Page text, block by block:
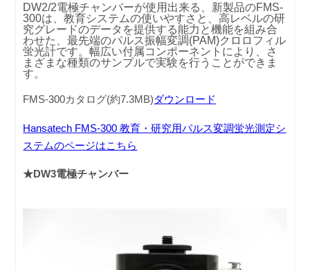
DW2/2電極チャンバーが使用出来る、新製品のFMS-
300は、教育システムの使いやすさと、高レベルの研
究グレードのデータを提供する能力と機能を組み合
わせた、最先端のパルス振幅変調(PAM)クロロフィル
蛍光計です。幅広い付属コンポーネントにより、さ
まざまな種類のサンプルで実験を行うことができま
す。
FMS-300カタログ(約7.3MB)ダウンロード
Hansatech FMS-300 教育・研究用パルス変調蛍光測定シ
ステムのページはこちら
★DW3電極チャンバー